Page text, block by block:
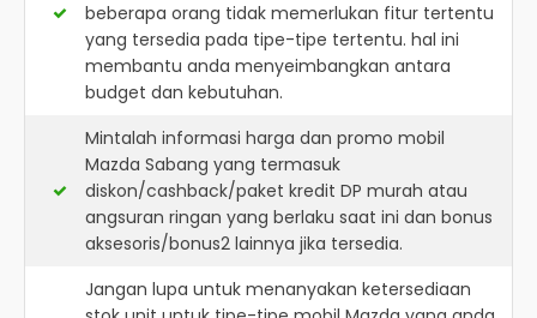
beberapa orang tidak memerlukan fitur tertentu
yang tersedia pada tipe-tipe tertentu. hal ini
membantu anda menyeimbangkan antara
budget dan kebutuhan.
Mintalah informasi harga dan promo mobil
Mazda Sabang yang termasuk
diskon/cashback/paket kredit DP murah atau
angsuran ringan yang berlaku saat ini dan bonus
aksesoris/bonus2 lainnya jika tersedia.
Jangan lupa untuk menanyakan ketersediaan